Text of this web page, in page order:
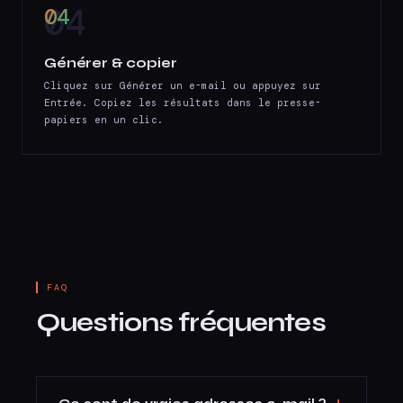
04
Générer & copier
Cliquez sur Générer un e-mail ou appuyez sur
Entrée. Copiez les résultats dans le presse-
papiers en un clic.
FAQ
Questions fréquentes